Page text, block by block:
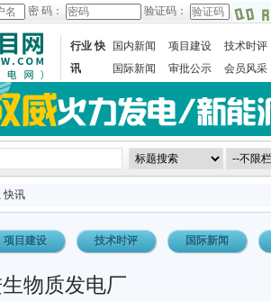
密 码： 验证码：
行业 快
讯
国内新闻 项目建设
技术时评
国际新闻
审批公示 会员风采
快讯
项目建设 技术时评 国际新闻
物质发电厂